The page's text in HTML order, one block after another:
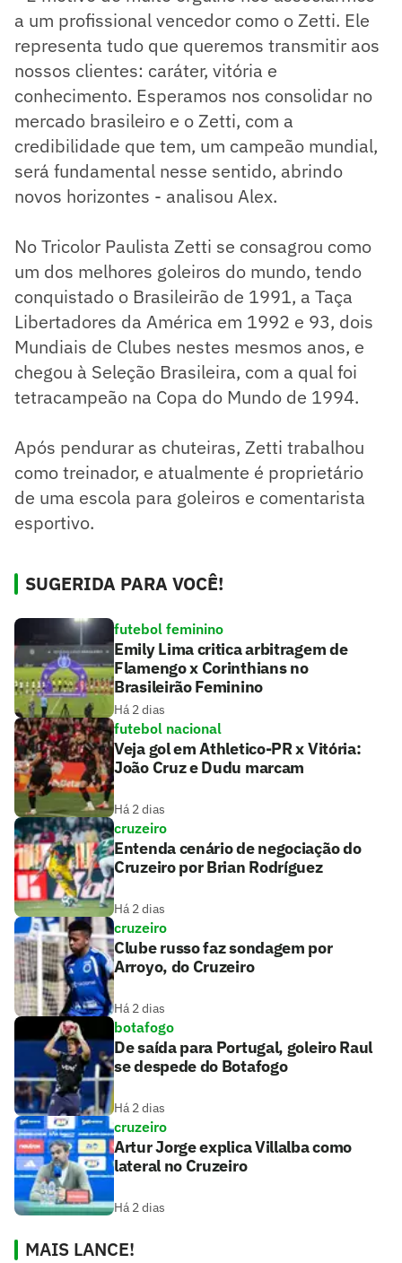
a um profissional vencedor como o Zetti. Ele
representa tudo que queremos transmitir aos
nossos clientes: caráter, vitória e
conhecimento. Esperamos nos consolidar no
mercado brasileiro e o Zetti, com a
credibilidade que tem, um campeão mundial,
será fundamental nesse sentido, abrindo
novos horizontes - analisou Alex.
No Tricolor Paulista Zetti se consagrou como
um dos melhores goleiros do mundo, tendo
conquistado o Brasileirão de 1991, a Taça
Libertadores da América em 1992 e 93, dois
Mundiais de Clubes nestes mesmos anos, e
chegou à Seleção Brasileira, com a qual foi
tetracampeão na Copa do Mundo de 1994.
Após pendurar as chuteiras, Zetti trabalhou
como treinador, e atualmente é proprietário
de uma escola para goleiros e comentarista
esportivo.
SUGERIDA PARA VOCÊ!
futebol feminino
Emily Lima critica arbitragem de
Flamengo x Corinthians no
Brasileirão Feminino
Há 2 dias
futebol nacional
Veja gol em Athletico-PR x Vitória:
João Cruz e Dudu marcam
Há 2 dias
cruzeiro
Entenda cenário de negociação do
Cruzeiro por Brian Rodríguez
Há 2 dias
cruzeiro
Clube russo faz sondagem por
Arroyo, do Cruzeiro
Há 2 dias
botafogo
De saída para Portugal, goleiro Raul
se despede do Botafogo
Há 2 dias
cruzeiro
Artur Jorge explica Villalba como
lateral no Cruzeiro
Há 2 dias
MAIS LANCE!